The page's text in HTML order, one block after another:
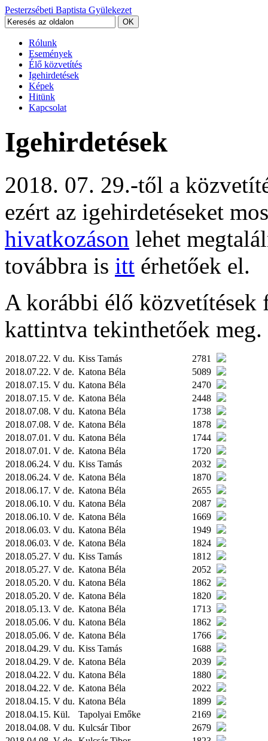
Pesterzsébeti Baptista Gyülekezet
Rólunk
Események
Élő közvetítés
Igehirdetések
Képek
Hitünk
Kapcsolat
Igehirdetések
2018. 07. 29.-től a
ezért az igehirdetéseket
hivatkozáson lehet
továbbra is itt érhetőek el.
A korábbi élő közvetítések
kattintva tekinthetőek meg.
2018.07.22. V du. Kiss Tamás
2781
2018.07.22. V de. Katona Béla
5089
2018.07.15. V du. Katona Béla
2470
2018.07.15. V de. Katona Béla
2448
2018.07.08. V du. Katona Béla
1738
2018.07.08. V de. Katona Béla
1878
2018.07.01. V du. Katona Béla
1744
2018.07.01. V de. Katona Béla
1720
2018.06.24. V du. Kiss Tamás
2032
2018.06.24. V de. Katona Béla
1870
2018.06.17. V de. Katona Béla
2655
2018.06.10. V du. Katona Béla
2087
2018.06.10. V de. Katona Béla
1669
2018.06.03. V du. Katona Béla
1949
2018.06.03. V de. Katona Béla
1824
2018.05.27. V du. Kiss Tamás
1812
2018.05.27. V de. Katona Béla
2052
2018.05.20. V du. Katona Béla
1862
2018.05.20. V de. Katona Béla
1820
2018.05.13. V de. Katona Béla
1713
2018.05.06. V du. Katona Béla
1862
2018.05.06. V de. Katona Béla
1766
2018.04.29. V du. Kiss Tamás
1688
2018.04.29. V de. Katona Béla
2039
2018.04.22. V du. Katona Béla
1880
2018.04.22. V de. Katona Béla
2022
2018.04.15. V du. Katona Béla
1899
2018.04.15. Kül. Tapolyai Emőke
2169
2018.04.08. V du. Kulcsár Tibor
2679